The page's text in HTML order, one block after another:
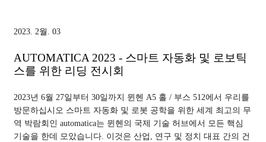
2023. 2월. 03
AUTOMATICA 2023 - 스마트 자동화 및 로보틱
스를 위한 리딩 전시회
2023년 6월 27일부터 30일까지 뮌헨 A5 홀 / 부스 512에서 우리를
방문하십시오 스마트 자동화 및 로봇 공학을 위한 세계 최고의 무
역 박람회인 automatica는 뮌헨의 국제 기술 허브에서 모든 핵심
기술을 한데 모았습니다. 이것은 산업, 연구 및 정치 대표 간의 건